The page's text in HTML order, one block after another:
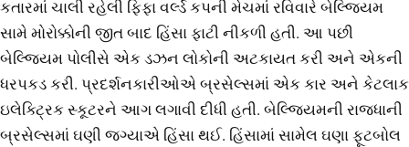
કતારમાં ચાલી રહેલી ફિફા વર્લ્ડ કપની મેચમાં રવિવારે બેલ્જિયમ
સામે મોરોક્કોની જીત બાદ હિંસા ફાટી નીકળી હતી. આ પછી
બેલ્જિયમ પોલીસે એક ડઝન લોકોની અટકાયત કરી અને એકની
ધરપકડ કરી. પ્રદર્શનકારીઓએ બ્રસેલ્સમાં એક કાર અને કેટલાક
ઇલેક્ટ્રિક સ્કૂટરને આગ લગાવી દીધી હતી. બેલ્જિયમની રાજધાની
બ્રસેલ્સમાં ઘણી જગ્યાએ હિંસા થઈ. હિંસામાં સામેલ ઘણા ફૂટબોલ